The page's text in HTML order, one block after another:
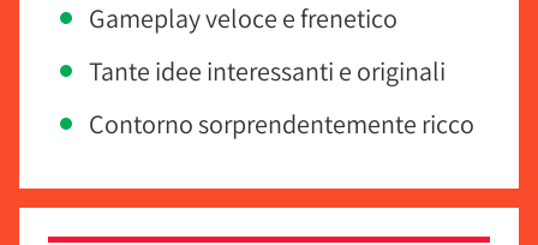
Gameplay veloce e frenetico
Tante idee interessanti e originali
Contorno sorprendentemente ricco